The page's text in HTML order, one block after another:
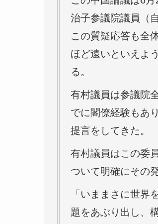
治子参議院議員（
この質疑応答も全
ほど遠いといえよ
る。
有村議員は参議院
でに閣僚経験もあ
提言をしてきた。
有村議員はこの委
ついて明確にその
「いままさに世界
題をあぶり出し、